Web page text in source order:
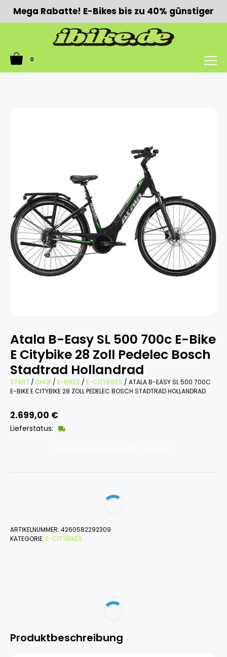
Zum
Inhalt
Mega Rabatte! E-Bikes bis zu 40% günstiger
0
Menü
Atala B-Easy SL 500 700c E-Bike
E Citybike 28 Zoll Pedelec Bosch
Stadtrad Hollandrad
START / SHOP / E-BIKES / E-CITYBIKES / ATALA B-EASY SL 500 700C
E-BIKE E CITYBIKE 28 ZOLL PEDELEC BOSCH STADTRAD HOLLANDRAD
2.699,00 €
Lieferstatus:
ARTIKELNUMMER: 4260582292309
KATEGORIE: E-CITYBIKES
Produktbeschreibung